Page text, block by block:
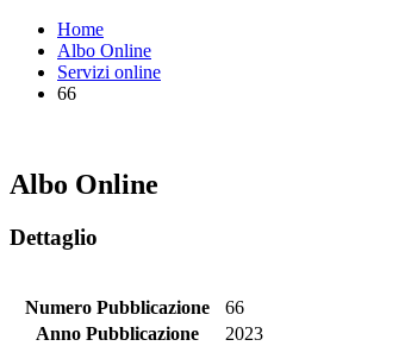
Home
Albo Online
Servizi online
66
Albo Online
Dettaglio
Numero Pubblicazione
66
Anno Pubblicazione
2023